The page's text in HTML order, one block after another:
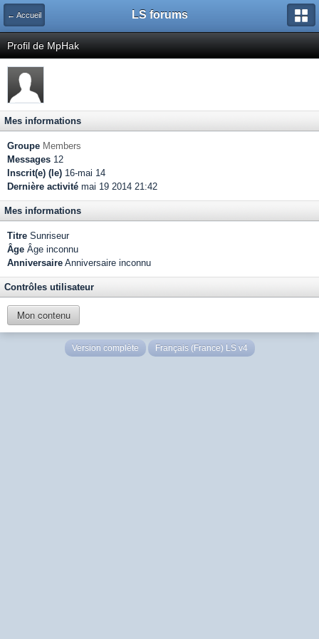
← Accueil LS forums
Profil de MpHak
Mes informations
Groupe Members
Messages 12
Inscrit(e) (le) 16-mai 14
Dernière activité mai 19 2014 21:42
Mes informations
Titre Sunriseur
Âge Âge inconnu
Anniversaire Anniversaire inconnu
Contrôles utilisateur
Mon contenu
Version complète Français (France) LS v4